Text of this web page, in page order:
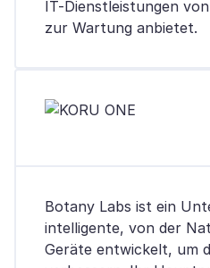
IT-Dienstleistungen
zur Wartung anbietet.
Botany Labs ist ein
intelligente, von der
Geräte entwickelt, um